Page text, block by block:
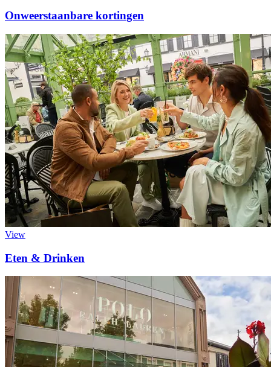
Onweerstaanbare kortingen
View
Eten & Drinken